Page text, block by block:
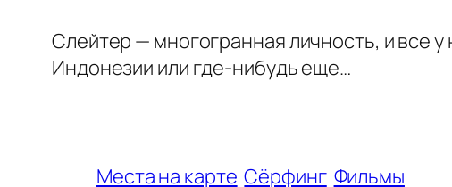
Слейтер — многогранная личность, и все
Индонезии или где-нибудь еще…
Места на карте Сёрфинг Фильмы